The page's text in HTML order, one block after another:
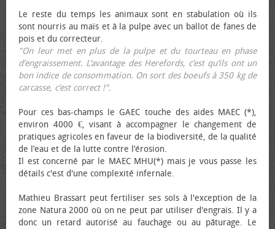
Le reste du temps les animaux sont en stabulation où ils
sont nourris au maïs et à la pulpe avec un ballot de fanes de
pois et du correcteur.
"On leur met en plus de la pulpe et du tourteau en phase
d’engraissement. L’avantage des Herefords, c’est qu’ils ont un
bon indice de consommation. On sort des bœufs à 350 kg de
carcasse, c’est correct !".
Pour ces bas-champs le GAEC touche des aides MAEC (*),
environ 4000 €, visant à accompagner le changement de
pratiques agricoles en faveur de la biodiversité, de la qualité
de l’eau et de la lutte contre l’érosion.
Il est concerné par le MAEC MHU(*) mais je vous passe les
détails c'est d'une complexité infernale.
Mathieu Brassart peut fertiliser ses sols à l'exception de la
zone Natura 2000 où on ne peut par utiliser d'engrais. Il y a
donc un retard autorisé au fauchage ou au pâturage. Le